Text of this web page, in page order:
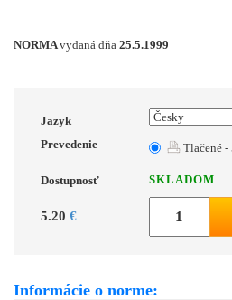
NORMAvydaná dňa 25.5.1999
Jazyk
Prevedenie
Tlačené -
Dostupnosť SKLADOM
5.20 €
Informácie o norme: